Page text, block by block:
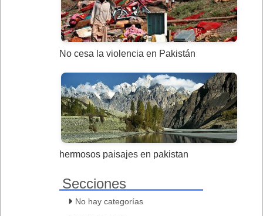
No cesa la violencia en Pakistán
hermosos paisajes en pakistan
Secciones
No hay categorías